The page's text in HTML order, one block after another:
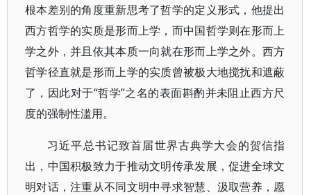
根本差别的角度重新思考了哲学的定义形式，他提出
西方哲学的实质是形而上学，而中国哲学则在形而上
学之外，并且依其本质一向就在形而上学之外。西方
哲学径直就是形而上学的实质曾被极大地搅扰和遮蔽
了，因此对于“哲学”之名的表面斟酌并未阻止西方尺
度的强制性滥用。
习近平总书记致首届世界古典学大会的贺信指
出，中国积极致力于推动文明传承发展，促进全球文
明对话，注重从不同文明中寻求智慧、汲取营养，愿